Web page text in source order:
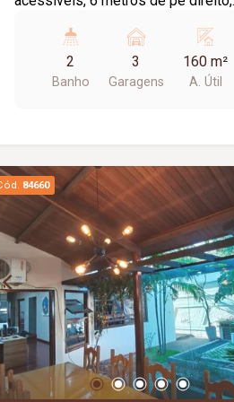
livre, piso em cimento liso.
2
Banho
3
Garagens
160 m²
A. Útil
84660